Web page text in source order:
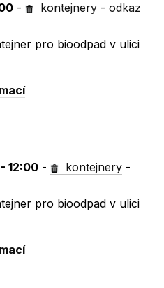
- kontejnery -odkaz
pro bioodpad v ulici
12:00 - kontejnery -
pro bioodpad v ulici